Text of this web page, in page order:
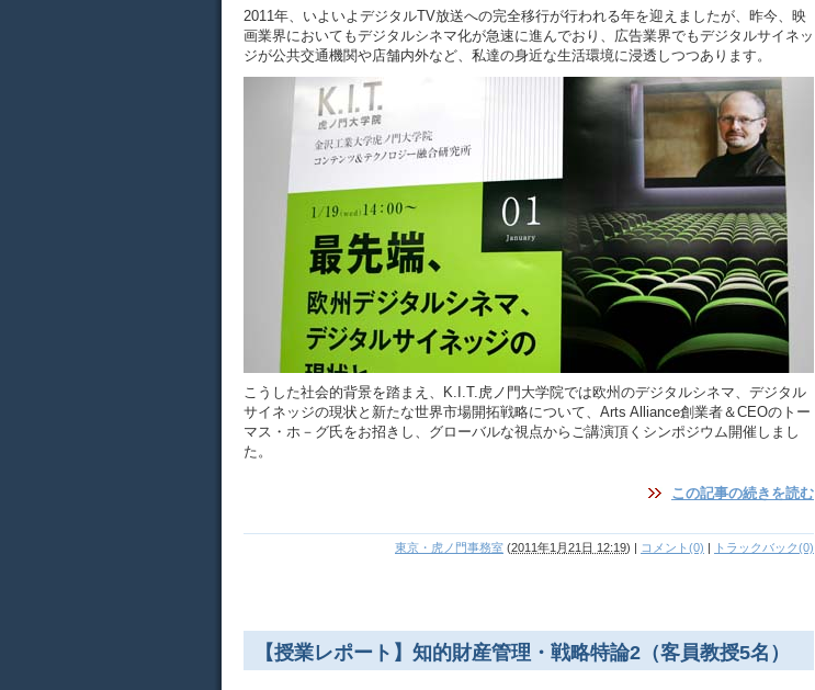
2011年、いよいよデジタルTV放送への完全移行が行われる年を迎えましたが、昨今、映
画業界においてもデジタルシネマ化が急速に進んでおり、広告業界でもデジタルサイネッ
ジが公共交通機関や店舗内外など、私達の身近な生活環境に浸透しつつあります。
こうした社会的背景を踏まえ、K.I.T.虎ノ門大学院では欧州のデジタルシネマ、デジタル
サイネッジの現状と新たな世界市場開拓戦略について、Arts Alliance創業者＆CEOのトー
マス・ホ－グ氏をお招きし、グローバルな視点からご講演頂くシンポジウム開催しまし
た。
この記事の続きを読む
東京・虎ノ門事務室 (2011年1月21日 12:19) | コメント(0) | トラックバック(0)
【授業レポート】知的財産管理・戦略特論2（客員教授5名）